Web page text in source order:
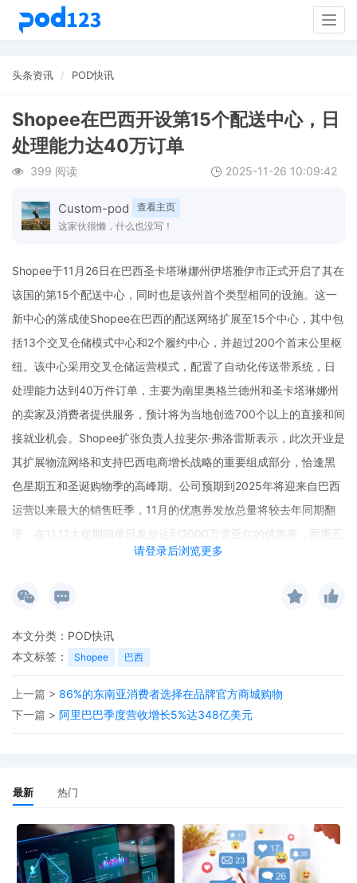
头条资讯 POD快讯
Shopee在巴西开设第15个配送中心，日
处理能力达40万订单
399 阅读 2025-11-26 10:09:42
Custom-pod
查看主页
这家伙很懒，什么也没写！
请登录后浏览更多
Shopee于11月26日在巴西圣卡塔琳娜州伊塔雅伊市正式开启了其在
该国的第15个配送中心，同时也是该州首个类型相同的设施。这一
新中心的落成使Shopee在巴西的配送网络扩展至15个中心，其中包
括13个交叉仓储模式中心和2个履约中心，并超过200个首末公里枢
纽。该中心采用交叉仓储运营模式，配置了自动化传送带系统，日
处理能力达到40万件订单，主要为南里奥格兰德州和圣卡塔琳娜州
的卖家及消费者提供服务，预计将为当地创造700个以上的直接和间
接就业机会。Shopee扩张负责人拉斐尔·弗洛雷斯表示，此次开业是
其扩展物流网络和支持巴西电商增长战略的重要组成部分，恰逢黑
色星期五和圣诞购物季的高峰期。公司预期到2025年将迎来自巴西
运营以来最大的销售旺季，11月的优惠券发放总量将较去年同期翻
倍，在11.11大促期间单日发放达到2000万雷亚尔的优惠券，而黑五
期间将再增加投放1600万雷亚尔的优惠券。
本文分类： POD快讯
本文标签：
Shopee 巴西
上一篇 > 86%的东南亚消费者选择在品牌官方商城购物
下一篇 > 阿里巴巴季度营收增长5%达348亿美元
最新 热门